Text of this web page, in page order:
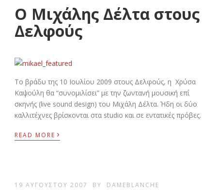
Ο Μιχάλης Δέλτα στους
Δελφούς
Το βράδυ της 10 Ιουλίου 2009 στους Δελφούς, η Χρύσα
Καψούλη θα “συνομιλίσει” με την ζωντανή μουσική επί
σκηνής (live sound design) του Μιχάλη Δέλτα. Ήδη οι δύο
καλλιτέχνες βρίσκονται στα studio και σε εντατικές πρόβες.
READ MORE ›
19 ΑΥΓΟΎΣΤΟΥ 2007 BY DAMEBLANCHE